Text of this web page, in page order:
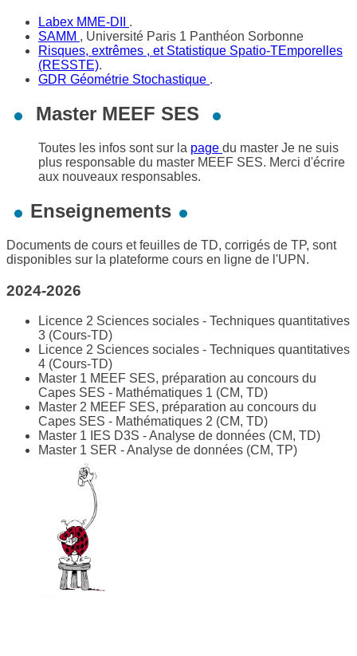
Labex MME-DII .
SAMM , Université Paris 1 Panthéon Sorbonne
Risques, extrêmes , et Statistique Spatio-TEmporelles
(RESSTE).
GDR Géométrie Stochastique .
Master MEEF SES
Toutes les infos sont sur la page du master Je ne suis
plus responsable du master MEEF SES. Merci d'écrire
aux nouveaux responsables.
Enseignements
Documents de cours et feuilles de TD, corrigés de TP, sont
disponibles sur la plateforme cours en ligne de l'UPN.
2024-2026
Licence 2 Sciences sociales - Techniques quantitatives
3 (Cours-TD)
Licence 2 Sciences sociales - Techniques quantitatives
4 (Cours-TD)
Master 1 MEEF SES, préparation au concours du
Capes SES - Mathématiques 1 (CM, TD)
Master 2 MEEF SES, préparation au concours du
Capes SES - Mathématiques 2 (CM, TD)
Master 1 IES D3S - Analyse de données (CM, TD)
Master 1 SER - Analyse de données (CM, TP)